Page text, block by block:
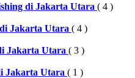
di Jakarta Utara ( 4 )
Jakarta Utara ( 4 )
Jakarta Utara ( 3 )
Jakarta Utara ( 1 )